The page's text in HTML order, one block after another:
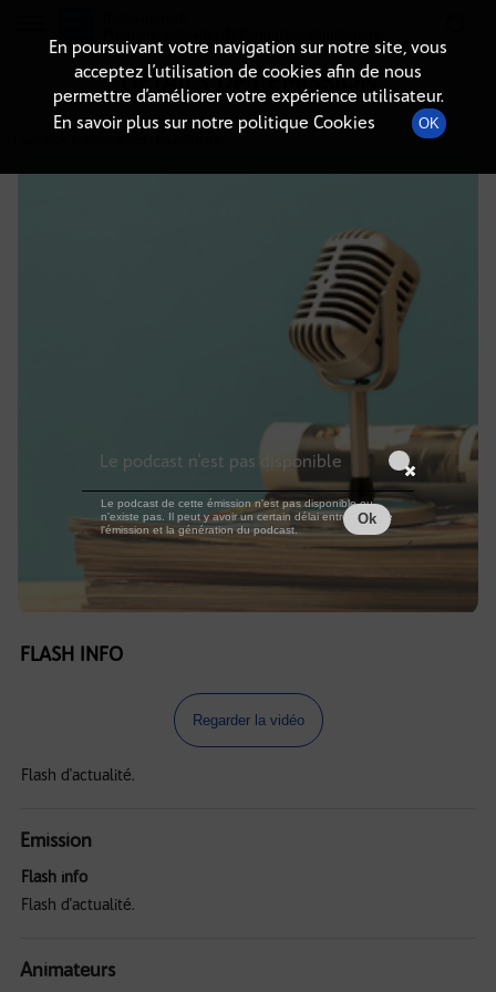
DÉTAILS DE L'ÉMISSION
FLASH INFO
Regarder la vidéo
Flash d'actualité.
Emission
Flash info
Flash d'actualité.
Animateurs
En poursuivant votre navigation sur notre site, vous
acceptez l’utilisation de cookies afin de nous
permettre d’améliorer votre expérience utilisateur.
En savoir plus sur notre politique Cookies
OK
Le podcast n'est pas disponible
Le podcast de cette émission n'est pas disponible ou
n'existe pas. Il peut y avoir un certain délai entre la fin de
l'émission et la génération du podcast.
Ok